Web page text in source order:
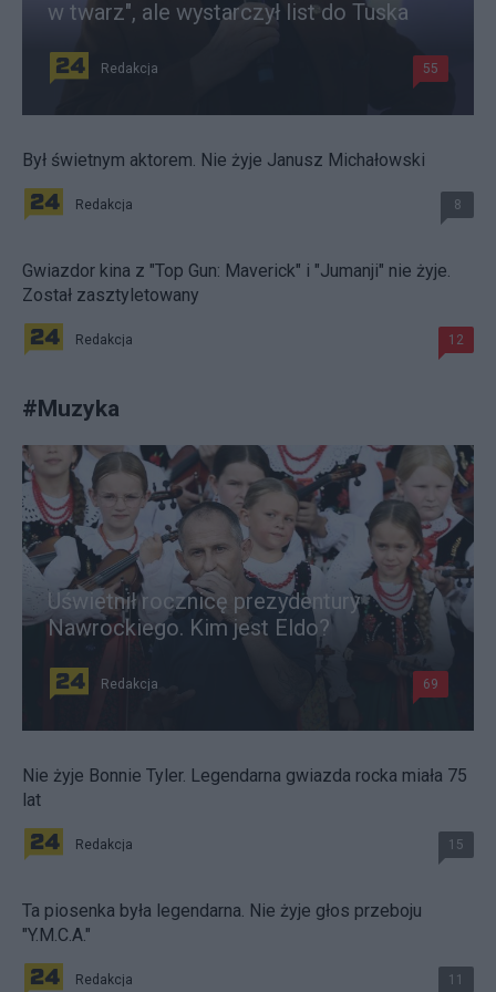
w twarz", ale wystarczył list do Tuska
Redakcja 55
Był świetnym aktorem. Nie żyje Janusz Michałowski
Redakcja 8
Gwiazdor kina z "Top Gun: Maverick" i "Jumanji" nie żyje.
Został zasztyletowany
Redakcja 12
#Muzyka
Uświetnił rocznicę prezydentury
Nawrockiego. Kim jest Eldo?
Redakcja 69
Nie żyje Bonnie Tyler. Legendarna gwiazda rocka miała 75
lat
Redakcja 15
Ta piosenka była legendarna. Nie żyje głos przeboju
"Y.M.C.A."
Redakcja 11